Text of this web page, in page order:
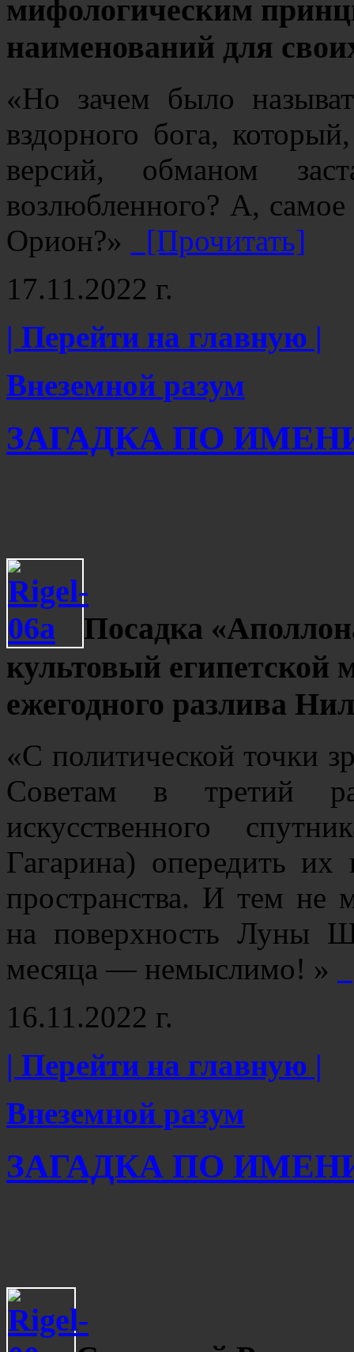
мифологическим
наименований для
«Но зачем было
вздорного бога,
версий, обманом
возлюбленного? А, самое
Орион?»
[Прочитать]
17.11.2022 г.
| Перейти на главную |
Внеземной разум
ЗАГАДКА ПО ИМЕНИ
Посадка
культовый
ежегодного разлива
«С политической точки
Советам в третий
искусственного
Гагарина) опередить их
пространства. И тем не
на поверхность Луны
месяца — немыслимо! »
16.11.2022 г.
| Перейти на главную |
Внеземной разум
ЗАГАДКА ПО ИМЕНИ